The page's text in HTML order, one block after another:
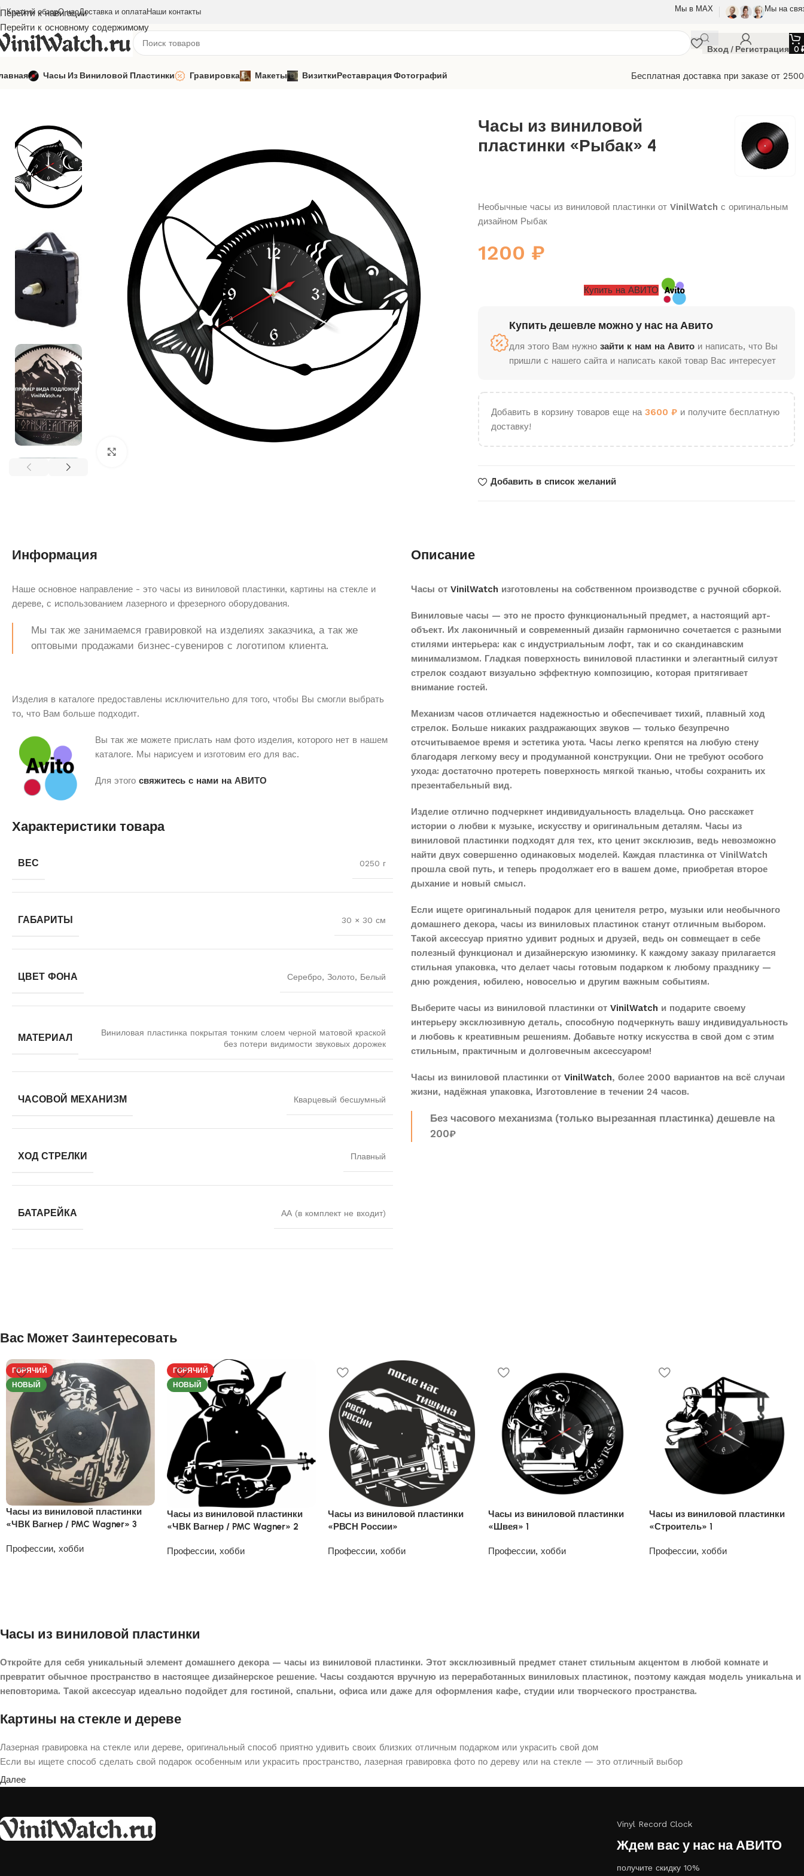
Перейти к навигации
Перейти к основному содержимому
Краткий обзорО насДоставка и оплатаНаши контакты Мы в МАХ Мы на
Вход / Регистрация 0
Часы Из Виниловой Пластинки Гравировка Макеты ВизиткиРеставрация Фотографий
Бесплатная доставка при заказе от
Главная
Профессии, хобби Часы из виниловой пластинки «Рыбак» 4
Часы из виниловой
пластинки «Рыбак» 4
Необычные часы из виниловой пластинки от VinilWatch с оригинальным
дизайном Рыбак
1200 ₽
Купить на АВИТО
Купить дешевле можно у нас на Авито
для этого Вам нужно зайти к нам на Авитои написать, что Вы
пришли с нашего сайта и написать какой товар Вас интересует
Добавить в корзину товаров еще на 3600 ₽и получите бесплатную
доставку!
Добавить в список желаний
Информация
Наше основное направление - это часы из виниловой пластинки, картины на стекле и
дереве, с использованием лазерного и фрезерного оборудования.
Мы так же занимаемся гравировкой на изделиях заказчика, а так же
оптовыми продажами бизнес-сувениров с логотипом клиента.
Изделия в каталоге предоставлены исключительно для того, чтобы Вы смогли выбрать
то, что Вам больше подходит.
Вы так же можете прислать нам фото изделия, которого нет в нашем
каталоге. Мы нарисуем и изготовим его для вас.
Для этого свяжитесь с нами на АВИТО
Характеристики товара
ВЕС 0250 г
ГАБАРИТЫ 30 × 30 см
ЦВЕТ ФОНА Серебро, Золото, Белый
МАТЕРИАЛ
Виниловая пластинка покрытая тонким слоем черной матовой краской
без потери видимости звуковых дорожек
ЧАСОВОЙ МЕХАНИЗМ Кварцевый бесшумный
ХОД СТРЕЛКИ Плавный
БАТАРЕЙКА АА (в комплект не входит)
Описание
Часы от VinilWatch изготовлены на собственном производстве с ручной сборкой.
Виниловые часы — это не просто функциональный предмет, а настоящий арт-
объект. Их лаконичный и современный дизайн гармонично сочетается с разными
стилями интерьера: как с индустриальным лофт, так и со скандинавским
минимализмом. Гладкая поверхность виниловой пластинки и элегантный силуэт
стрелок создают визуально эффектную композицию, которая притягивает
внимание гостей.
Механизм часов отличается надежностью и обеспечивает тихий, плавный ход
стрелок. Больше никаких раздражающих звуков — только безупречно
отсчитываемое время и эстетика уюта. Часы легко крепятся на любую стену
благодаря легкому весу и продуманной конструкции. Они не требуют особого
ухода: достаточно протереть поверхность мягкой тканью, чтобы сохранить их
презентабельный вид.
Изделие отлично подчеркнет индивидуальность владельца. Оно расскажет
истории о любви к музыке, искусству и оригинальным деталям. Часы из
виниловой пластинки подходят для тех, кто ценит эксклюзив, ведь невозможно
найти двух совершенно одинаковых моделей. Каждая пластинка от VinilWatch
прошла свой путь, и теперь продолжает его в вашем доме, приобретая второе
дыхание и новый смысл.
Если ищете оригинальный подарок для ценителя ретро, музыки или необычного
домашнего декора, часы из виниловых пластинок станут отличным выбором.
Такой аксессуар приятно удивит родных и друзей, ведь он совмещает в себе
полезный функционал и дизайнерскую изюминку. К каждому заказу прилагается
стильная упаковка, что делает часы готовым подарком к любому празднику —
дню рождения, юбилею, новоселью и другим важным событиям.
Выберите часы из виниловой пластинки от VinilWatch и подарите своему
интерьеру эксклюзивную деталь, способную подчеркнуть вашу индивидуальность
и любовь к креативным решениям. Добавьте нотку искусства в свой дом с этим
стильным, практичным и долговечным аксессуаром!
Часы из виниловой пластинки от VinilWatch, более 2000 вариантов на всё случаи
жизни, надёжная упаковка, Изготовление в течении 24 часов.
Без часового механизма (только вырезанная пластинка) дешевле на
200₽
Вас Может Заинтересовать
ГОРЯЧИЙ
НОВЫЙ
Часы из виниловой пластинки
«ЧВК Вагнер / PMC Wagner» 3
Профессии, хобби
ГОРЯЧИЙ
НОВЫЙ
Часы из виниловой пластинки
«ЧВК Вагнер / PMC Wagner» 2
Профессии, хобби
Часы из виниловой пластинки
«РВСН России»
Профессии, хобби
Часы из виниловой пластинки
«Швея» 1
Профессии, хобби
Часы из виниловой пластинки
«Строитель» 1
Профессии, хобби
Часы из виниловой пластинки
Откройте для себя уникальный элемент домашнего декора — часы из виниловой пластинки. Этот эксклюзивный предмет станет стильным акцентом в любой комнате и
превратит обычное пространство в настоящее дизайнерское решение. Часы создаются вручную из переработанных виниловых пластинок, поэтому каждая модель уникальна и
неповторима. Такой аксессуар идеально подойдет для гостиной, спальни, офиса или даже для оформления кафе, студии или творческого пространства.
Картины на стекле и дереве
Лазерная гравировка на стекле или дереве, оригинальный способ приятно удивить своих близких отличным подарком или украсить свой дом
Если вы ищете способ сделать свой подарок особенным или украсить пространство, лазерная гравировка фото по дереву или на стекле — это отличный выбор
Далее
Vinyl Record Clock
Ждем вас у нас на АВИТО
получите скидку 10%